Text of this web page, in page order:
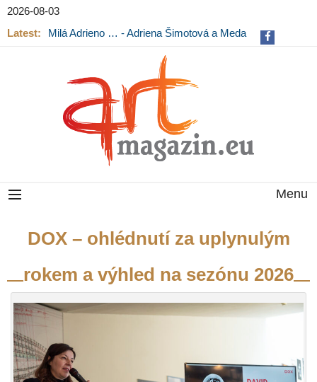
2026-08-03
Latest:
Milá Adrieno … - Adriena Šimotová a Meda
Menu
DOX – ohlédnutí za uplynulým
rokem a výhled na sezónu 2026